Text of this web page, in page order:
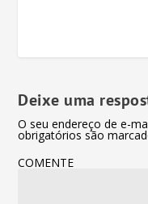
Deixe uma
O seu endereço de e-
obrigatórios são
COMENTE